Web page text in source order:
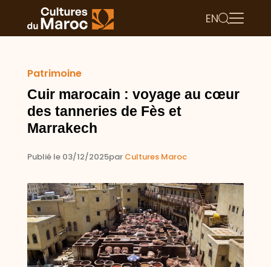
EN
Patrimoine
Cuir marocain : voyage au cœur
des tanneries de Fès et
Marrakech
Publié le 03/12/2025par Cultures Maroc